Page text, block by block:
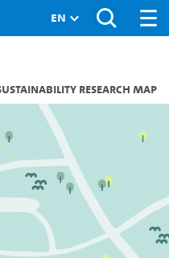
research map